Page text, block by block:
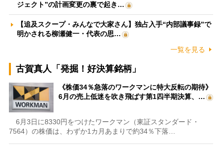
ジェクト”の計画変更の裏で起き…
【追及スクープ・みんなで大家さん】独占入手“内部議事録”で
明かされる柳瀬健一・代表の思…
一覧を見る
古賀真人「発掘！好決算銘柄」
《株価34％急落のワークマンに特大反転の期待》
6月の売上低迷を吹き飛ばす第1四半期決算、…
6月3日に8330円をつけたワークマン（東証スタンダード・
7564）の株価は、わずか1カ月あまりで約34％下落…